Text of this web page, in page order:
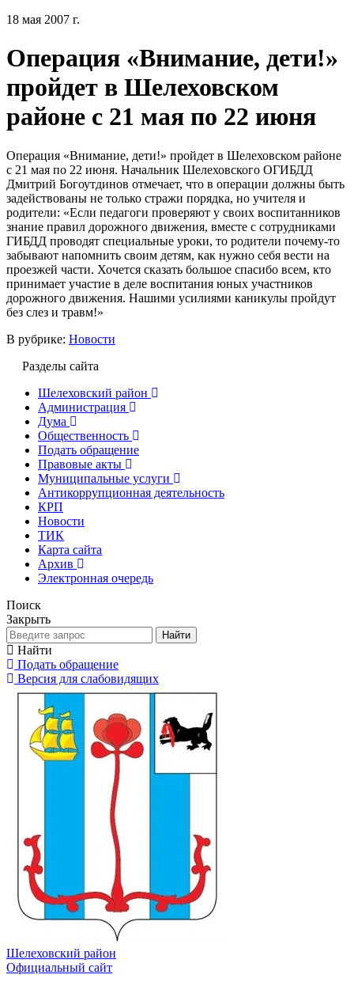
18 мая 2007 г.
Операция «Внимание, дети!»
пройдет в Шелеховском
районе с 21 мая по 22 июня
Операция «Внимание, дети!» пройдет в Шелеховском районе
с 21 мая по 22 июня. Начальник Шелеховского ОГИБДД
Дмитрий Богоутдинов отмечает, что в операции должны быть
задействованы не только стражи порядка, но учителя и
родители: «Если педагоги проверяют у своих воспитанников
знание правил дорожного движения, вместе с сотрудниками
ГИБДД проводят специальные уроки, то родители почему-то
забывают напомнить своим детям, как нужно себя вести на
проезжей части. Хочется сказать большое спасибо всем, кто
принимает участие в деле воспитания юных участников
дорожного движения. Нашими усилиями каникулы пройдут
без слез и травм!»
В рубрике: Новости
Разделы сайта
Шелеховский район
Администрация
Дума
Общественность
Подать обращение
Правовые акты
Муниципальные услуги
Антикоррупционная деятельность
КРП
Новости
ТИК
Карта сайта
Архив
Электронная очередь
Поиск
Закрыть
Найти
Найти
Подать обращение
Версия для слабовидящих
Шелеховский район
Официальный сайт